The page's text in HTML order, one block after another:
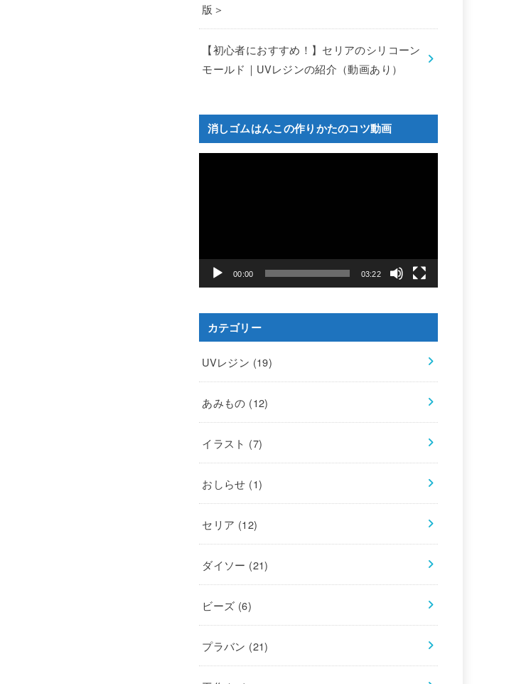
版＞
【初心者におすすめ！】セリアのシリコーン
モールド｜UVレジンの紹介（動画あり）
消しゴムはんこの作りかたのコツ動画
ヤ
00:00 03:22
カテゴリー
UVレジン (19)
あみもの (12)
イラスト (7)
おしらせ (1)
セリア (12)
ダイソー (21)
ビーズ (6)
プラバン (21)